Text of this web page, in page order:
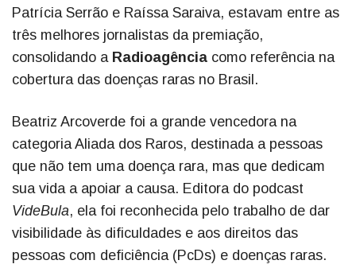
Patrícia Serrão e Raíssa Saraiva, estavam entre as
três melhores jornalistas da premiação,
consolidando a Radioagência como referência na
cobertura das doenças raras no Brasil.
Beatriz Arcoverde foi a grande vencedora na
categoria Aliada dos Raros, destinada a pessoas
que não tem uma doença rara, mas que dedicam
sua vida a apoiar a causa. Editora do podcast
VideBula, ela foi reconhecida pelo trabalho de dar
visibilidade às dificuldades e aos direitos das
pessoas com deficiência (PcDs) e doenças raras.